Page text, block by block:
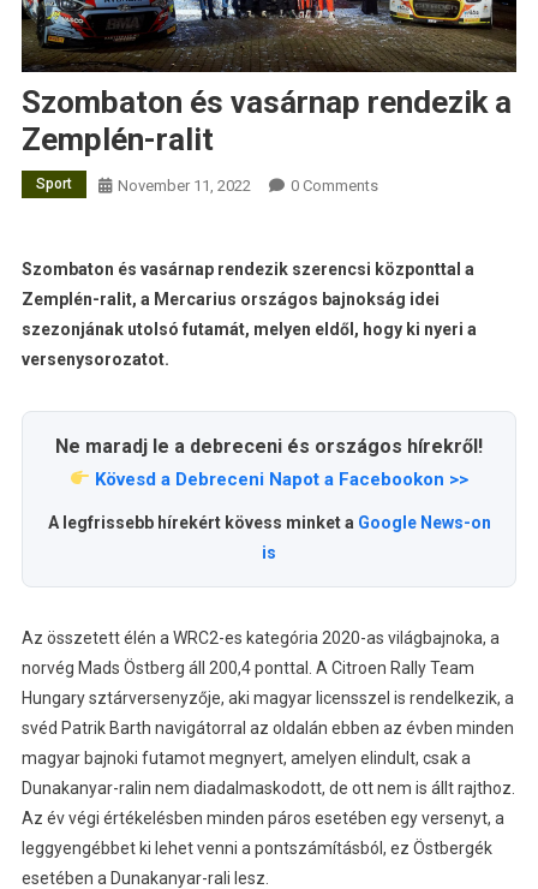
Szombaton és vasárnap rendezik a
Zemplén-ralit
Sport November 11, 2022 0 Comments
Szombaton és vasárnap rendezik szerencsi központtal a
Zemplén-ralit, a Mercarius országos bajnokság idei
szezonjának utolsó futamát, melyen eldől, hogy ki nyeri a
versenysorozatot.
Ne maradj le a debreceni és országos hírekről!
Kövesd a Debreceni Napot a Facebookon >>
A legfrissebb hírekért kövess minket a Google News-on
is
Az összetett élén a WRC2-es kategória 2020-as világbajnoka, a
norvég Mads Östberg áll 200,4 ponttal. A Citroen Rally Team
Hungary sztárversenyzője, aki magyar licensszel is rendelkezik, a
svéd Patrik Barth navigátorral az oldalán ebben az évben minden
magyar bajnoki futamot megnyert, amelyen elindult, csak a
Dunakanyar-ralin nem diadalmaskodott, de ott nem is állt rajthoz.
Az év végi értékelésben minden páros esetében egy versenyt, a
leggyengébbet ki lehet venni a pontszámításból, ez Östbergék
esetében a Dunakanyar-rali lesz.